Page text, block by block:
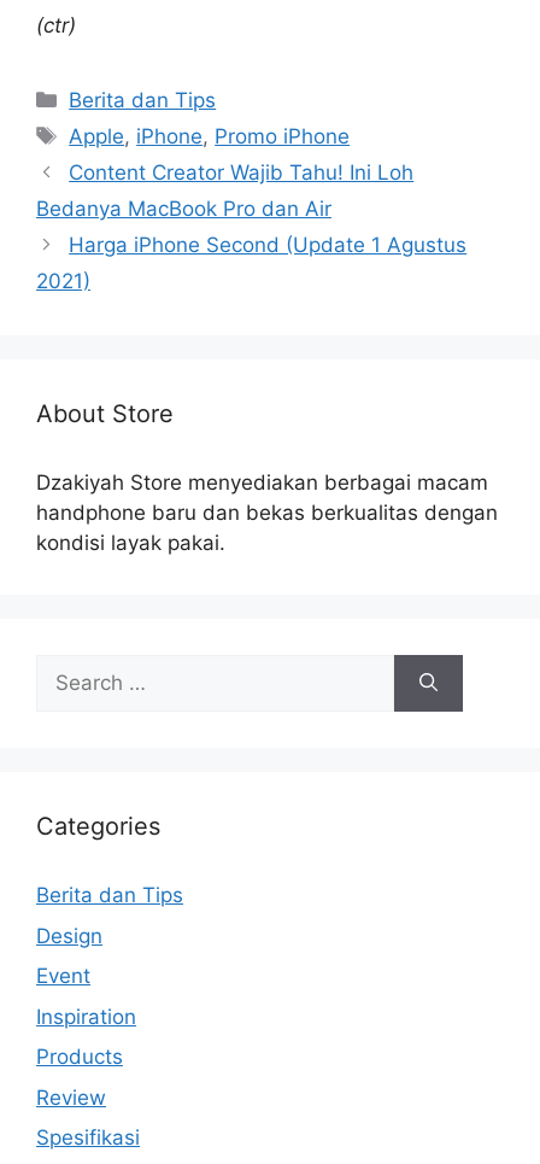
(ctr)
Categories
Berita dan Tips
Tags
Apple, iPhone, Promo iPhone
Content Creator Wajib Tahu! Ini Loh
Bedanya MacBook Pro dan Air
Harga iPhone Second (Update 1 Agustus
2021)
About Store
Dzakiyah Store menyediakan berbagai macam
handphone baru dan bekas berkualitas dengan
kondisi layak pakai.
Search
for:
Categories
Berita dan Tips
Design
Event
Inspiration
Products
Review
Spesifikasi